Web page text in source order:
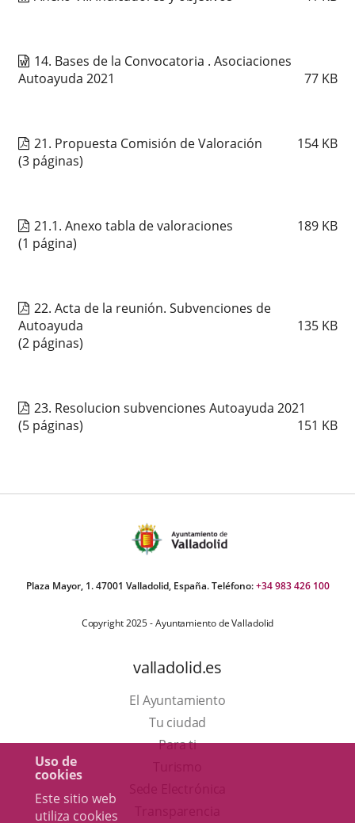
Uso de
cookies
Este sitio web
utiliza cookies
14. Bases de la Convocatoria . Asociaciones
Autoayuda 2021
77 KB
21. Propuesta Comisión de Valoración 154 KB
(3 páginas)
21.1. Anexo tabla de valoraciones 189 KB
(1 página)
22. Acta de la reunión. Subvenciones de
Autoayuda
135 KB
(2 páginas)
23. Resolucion subvenciones Autoayuda 2021
151 KB
(5 páginas)
Plaza Mayor, 1. 47001 Valladolid, España. Teléfono:+34 983 426 100
Copyright 2025 - Ayuntamiento de Valladolid
valladolid.es
El Ayuntamiento
Tu ciudad
Para ti